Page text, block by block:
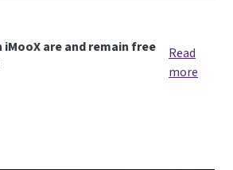
iMooX are and remain free
Read
more